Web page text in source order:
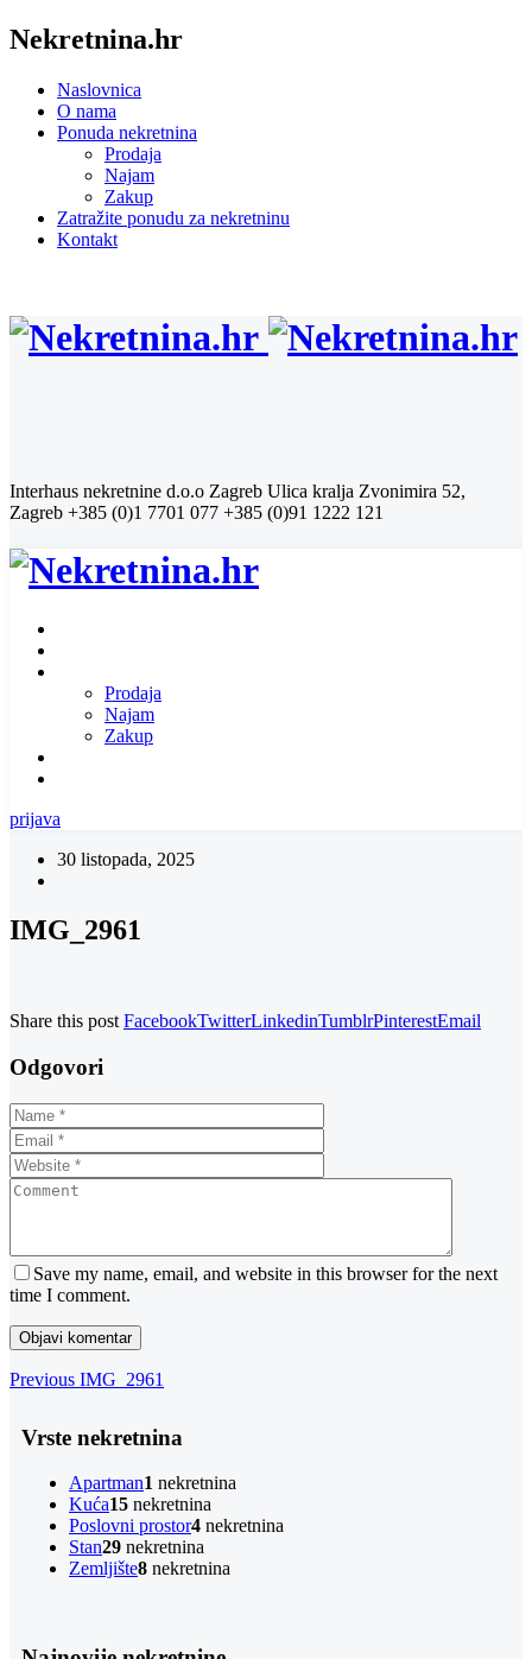
Nekretnina.hr
Naslovnica
O nama
Ponuda nekretnina
Prodaja
Najam
Zakup
Zatražite ponudu za nekretninu
Kontakt
Interhaus nekretnine d.o.o Zagreb Ulica kralja Zvonimira 52,
Zagreb +385 (0)1 7701 077 +385 (0)91 1222 121
Prodaja
Najam
Zakup
prijava
30 listopada, 2025
IMG_2961
Share this post FacebookTwitterLinkedinTumblrPinterestEmail
Odgovori
Save my name, email, and website in this browser for the next
time I comment.
Navigacija
Previous
Previous IMG_2961
Vrste nekretnina
Apartman1 nekretnina
Kuća15 nekretnina
Poslovni prostor4 nekretnina
Stan29 nekretnina
Zemljište8 nekretnina